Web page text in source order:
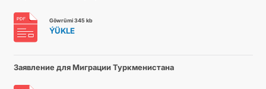
Göwrümi 345 kb
ÝÜKLE
Заявление для Миграции Туркменистана